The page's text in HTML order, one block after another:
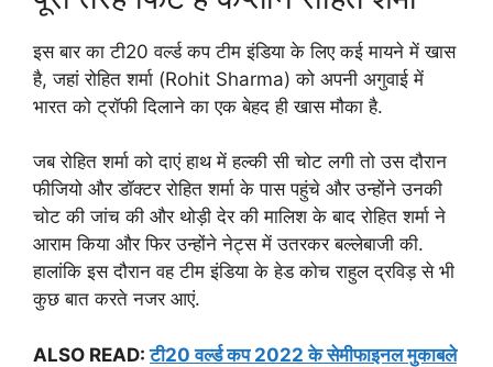
इस बार का टी20 वर्ल्ड कप टीम इंडिया के लिए कई मायने में खास
है, जहां रोहित शर्मा (Rohit Sharma) को अपनी अगुवाई में
भारत को ट्रॉफी दिलाने का एक बेहद ही खास मौका है.
जब रोहित शर्मा को दाएं हाथ में हल्की सी चोट लगी तो उस दौरान
फीजियो और डॉक्टर रोहित शर्मा के पास पहुंचे और उन्होंने उनकी
चोट की जांच की और थोड़ी देर की मालिश के बाद रोहित शर्मा ने
आराम किया और फिर उन्होंने नेट्स में उतरकर बल्लेबाजी की.
हालांकि इस दौरान वह टीम इंडिया के हेड कोच राहुल द्रविड़ से भी
कुछ बात करते नजर आएं.
ALSO READ:टी20 वर्ल्ड कप 2022 के सेमीफाइनल मुकाबले